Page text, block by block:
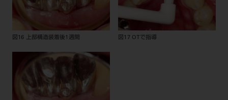
図16 上部構造装着後1週間 図17 OTで指導